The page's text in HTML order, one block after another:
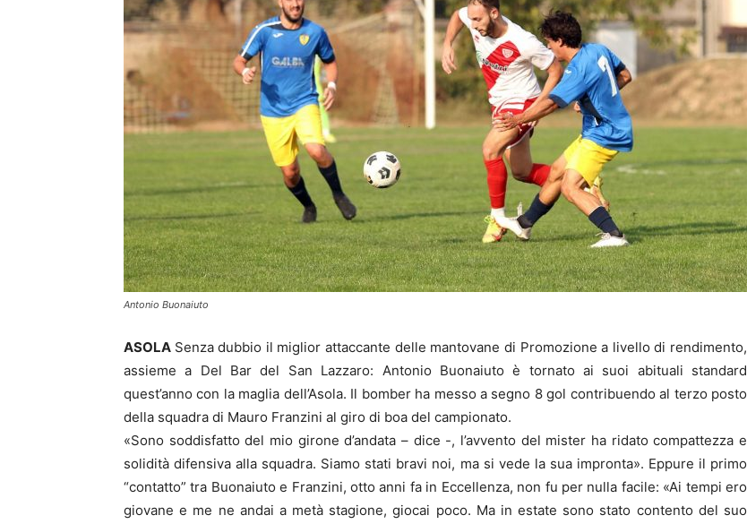
Antonio Buonaiuto
ASOLA Senza dubbio il miglior attaccante delle mantovane di Promozione a livello di rendimento,
assieme a Del Bar del San Lazzaro: Antonio Buonaiuto è tornato ai suoi abituali standard
quest’anno con la maglia dell’Asola. Il bomber ha messo a segno 8 gol contribuendo al terzo posto
della squadra di Mauro Franzini al giro di boa del campionato.
«Sono soddisfatto del mio girone d’andata – dice -, l’avvento del mister ha ridato compattezza e
solidità difensiva alla squadra. Siamo stati bravi noi, ma si vede la sua impronta». Eppure il primo
“contatto” tra Buonaiuto e Franzini, otto anni fa in Eccellenza, non fu per nulla facile: «Ai tempi ero
giovane e me ne andai a metà stagione, giocai poco. Ma in estate sono stato contento del suo